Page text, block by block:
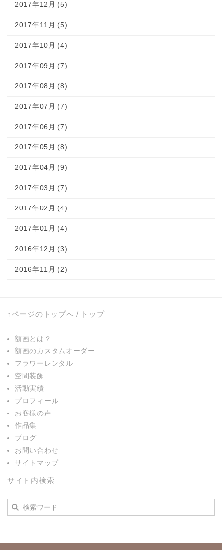
2017年12月 (5)
2017年11月 (5)
2017年10月 (4)
2017年09月 (7)
2017年08月 (8)
2017年07月 (7)
2017年06月 (7)
2017年05月 (8)
2017年04月 (9)
2017年03月 (7)
2017年02月 (4)
2017年01月 (4)
2016年12月 (3)
2016年11月 (2)
↑ページのトップへ / トップ
額画とは？
額画のカスタムオーダー
フラワーレンタル
空間装飾
活動実績
プロフィール
お客様の声
作品集
ブログ
お問い合わせ
サイトマップ
サイト内検索